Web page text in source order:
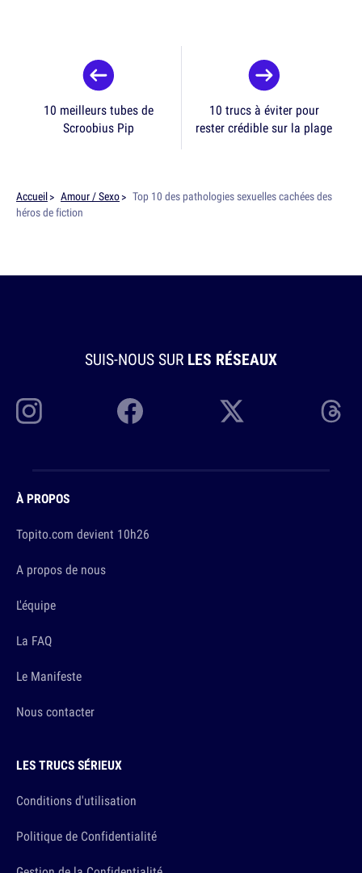
10 meilleurs tubes de
Scroobius Pip
10 trucs à éviter pour
rester crédible sur la plage
Accueil Amour / Sexo
Top 10 des pathologies sexuelles cachées des
héros de fiction
SUIS-NOUS SUR LES RÉSEAUX
À PROPOS
Topito.com devient 10h26
A propos de nous
L'équipe
La FAQ
Le Manifeste
Nous contacter
LES TRUCS SÉRIEUX
Conditions d'utilisation
Politique de Confidentialité